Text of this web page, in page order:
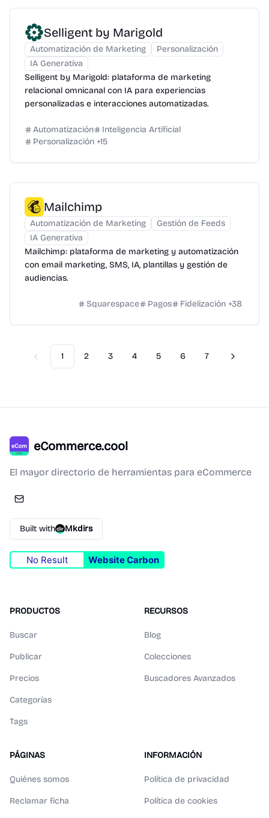
Selligent by Marigold
Automatización de Marketing
Personalización
IA Generativa
Selligent by Marigold: plataforma de marketing
relacional omnicanal con IA para experiencias
personalizadas e interacciones automatizadas.
Automatización
Inteligencia Artificial
Personalización +15
Mailchimp
Automatización de Marketing
Gestión de Feeds
IA Generativa
Mailchimp: plataforma de marketing y automatización
con email marketing, SMS, IA, plantillas y gestión de
audiencias.
Squarespace Pagos Fidelización +38
Previous
1 2 3 4 5 6 7 Next
eCommerce.cool
El mayor directorio de herramientas para eCommerce
Built with Mkdirs
No Result Website Carbon
PRODUCTOS
Buscar
Publicar
Precios
Categorías
Tags
RECURSOS
Blog
Colecciones
Buscadores Avanzados
PÁGINAS
Quiénes somos
Reclamar ficha
INFORMACIÓN
Política de privacidad
Política de cookies